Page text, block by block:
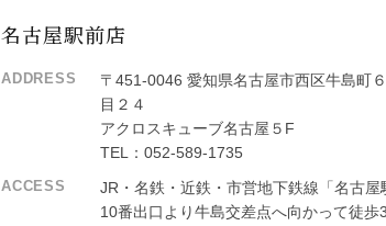
名古屋駅前店
ADDRESS 〒 451-0046 愛知県名古屋市西区牛島町
目２４
アクロスキューブ名古屋５F
TEL： 052-589-1735
ACCESS
JR・名鉄・近鉄・市営地下鉄線「名古屋
10番出口より牛島交差点へ向かって徒歩